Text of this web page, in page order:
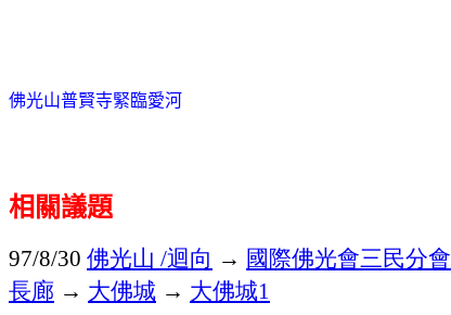
佛光山普賢寺緊臨愛河
相關議題
97/8/30 佛光山 /迴向 → 國際佛光會三民分會
長廊 → 大佛城 → 大佛城1